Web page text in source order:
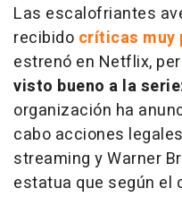
Las escalofriantes
recibido críticas muy
estrenó en Netflix,
visto bueno a la
organización ha
cabo acciones
streaming y Warner
estatua que según el